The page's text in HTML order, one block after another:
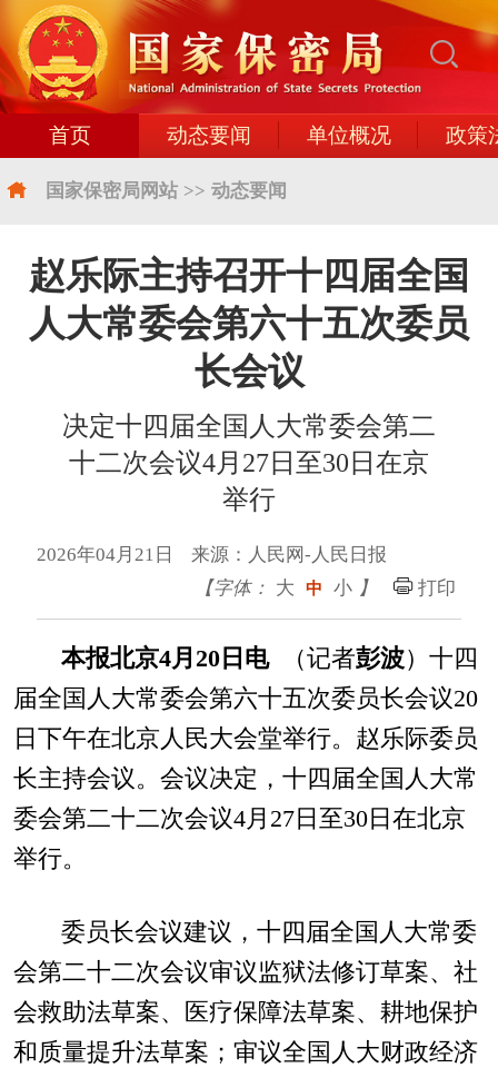
首页 动态要闻 单位概况 政策
国家保密局网站 >> 动态要闻
赵乐际主持召开十四届全国
人大常委会第六十五次委员
长会议
决定十四届全国人大常委会第二
十二次会议4月27日至30日在京
举行
2026年04月21日 来源：人民网-人民日报
【字体： 大 中 小 】 打印
本报北京4月20日电（记者彭波）十四
届全国人大常委会第六十五次委员长会议20
日下午在北京人民大会堂举行。赵乐际委员
长主持会议。会议决定，十四届全国人大常
委会第二十二次会议4月27日至30日在北京
举行。
委员长会议建议，十四届全国人大常委
会第二十二次会议审议监狱法修订草案、社
会救助法草案、医疗保障法草案、耕地保护
和质量提升法草案；审议全国人大财政经济